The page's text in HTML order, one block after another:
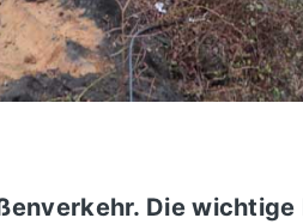
Die